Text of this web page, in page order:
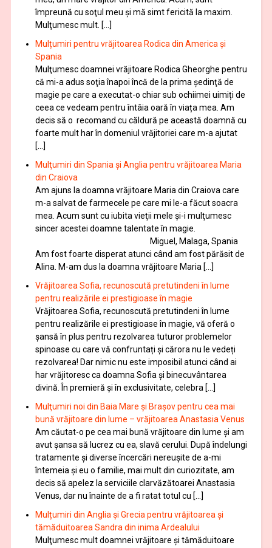
împreună cu soţul meu şi mă simt fericită la maxim.
Mulţumesc mult. […]
Mulțumiri pentru vrăjitoarea Rodica din America și
Spania
Mulţumesc doamnei vrăjitoare Rodica Gheorghe pentru
că mi-a adus soţia înapoi încă de la prima şedinţă de
magie pe care a executat-o chiar sub ochiimei uimiți de
ceea ce vedeam pentru întâia oară în viața mea. Am
decis să o recomand cu căldură pe această doamnă cu
foarte mult har în domeniul vrăjitoriei care m-a ajutat
[…]
Mulţumiri din Spania şi Anglia pentru vrăjitoarea Maria
din Craiova
Am ajuns la doamna vrăjitoare Maria din Craiova care
m-a salvat de farmecele pe care mi le-a făcut soacra
mea. Acum sunt cu iubita vieţii mele şi-i mulţumesc
sincer acestei doamne talentate în magie.
Miguel, Malaga, Spania
Am fost foarte disperat atunci când am fost părăsit de
Alina. M-am dus la doamna vrăjitoare Maria […]
Vrăjitoarea Sofia, recunoscută pretutindeni în lume
pentru realizările ei prestigioase în magie
Vrăjitoarea Sofia, recunoscută pretutindeni în lume
pentru realizările ei prestigioase în magie, vă oferă o
şansă în plus pentru rezolvarea tuturor problemelor
spinoase cu care vă confruntați și cărora nu le vedeți
rezolvarea! Dar nimic nu este imposibil atunci când ai
har vrăjitoresc ca doamna Sofia şi binecuvântarea
divină. În premieră şi în exclusivitate, celebra […]
Mulţumiri noi din Baia Mare și Brașov pentru cea mai
bună vrăjitoare din lume – vrăjitoarea Anastasia Venus
Am căutat-o pe cea mai bună vrăjitoare din lume și am
avut șansa să lucrez cu ea, slavă cerului. După îndelungi
tratamente şi diverse încercări nereușite de a-mi
întemeia şi eu o familie, mai mult din curiozitate, am
decis să apelez la serviciile clarvăzătoarei Anastasia
Venus, dar nu înainte de a fi ratat totul cu […]
Mulțumiri din Anglia și Grecia pentru vrăjitoarea și
tămăduitoarea Sandra din inima Ardealului
Mulţumesc mult doamnei vrăjitoare și tămăduitoare